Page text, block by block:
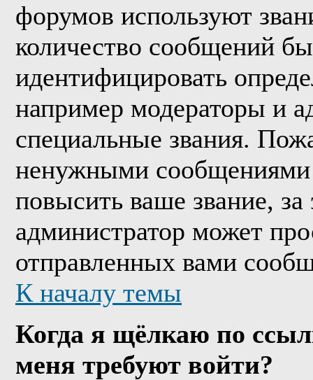
форумов используют
количество сообщений
идентифицировать
например модераторы и
специальные звания.
ненужными сообщениями
повысить ваше звание, за
администратор может
отправленных вами
К началу темы
Когда я щёлкаю по
меня требуют войти?